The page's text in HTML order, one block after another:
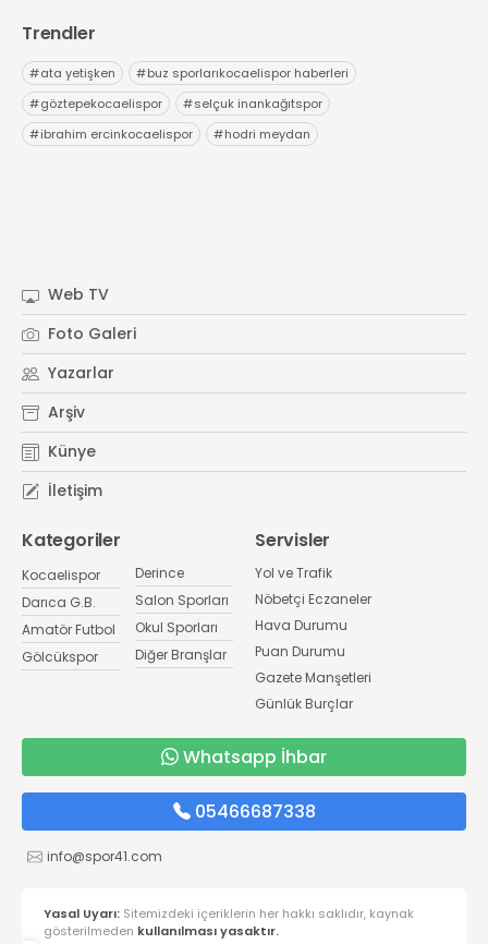
Trendler
#ata yetişken #buz sporlarıkocaelispor haberleri
#göztepekocaelispor #selçuk inankağıtspor
#ibrahim ercinkocaelispor #hodri meydan
Web TV
Foto Galeri
Yazarlar
Arşiv
Künye
İletişim
Kategoriler
Kocaelispor
Darıca G.B.
Amatör Futbol
Gölcükspor
Derince
Salon Sporları
Okul Sporları
Diğer Branşlar
Servisler
Yol ve Trafik
Nöbetçi Eczaneler
Hava Durumu
Puan Durumu
Gazete Manşetleri
Günlük Burçlar
Whatsapp İhbar
05466687338
info@spor41.com
Yasal Uyarı: Sitemizdeki içeriklerin her hakkı saklıdır, kaynak
gösterilmeden kullanılması yasaktır.